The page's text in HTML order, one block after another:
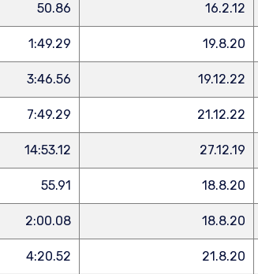
16.2.12
50.86
19.8.20
1:49.29
19.12.22
3:46.56
21.12.22
7:49.29
27.12.19
14:53.12
18.8.20
55.91
18.8.20
2:00.08
21.8.20
4:20.52